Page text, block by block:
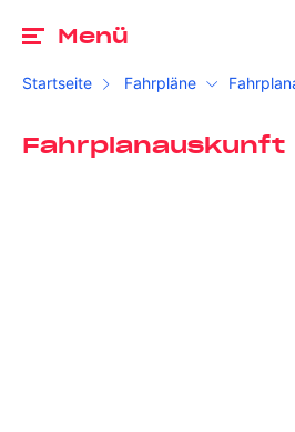
Menü
Startseite Fahrpläne
Fahrplanauskunft